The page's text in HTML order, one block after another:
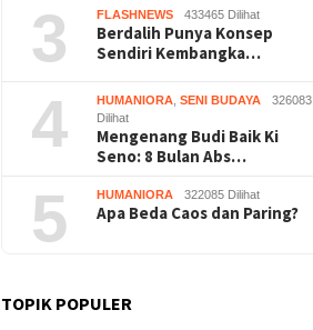
3 FLASHNEWS 433465 Dilihat
Berdalih Punya Konsep
Sendiri Kembangka…
4 HUMANIORA ,SENI BUDAYA
326083
Dilihat
Mengenang Budi Baik Ki
Seno: 8 Bulan Abs…
5 HUMANIORA 322085 Dilihat
Apa Beda Caos dan Paring?
TOPIK POPULER